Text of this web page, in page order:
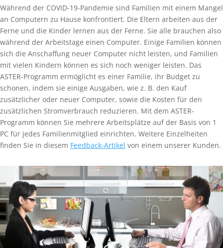
Während der COVID-19-Pandemie sind Familien mit einem Mangel
an Computern zu Hause konfrontiert. Die Eltern arbeiten aus der
Ferne und die Kinder lernen aus der Ferne. Sie alle brauchen also
während der Arbeitstage einen Computer. Einige Familien können
sich die Anschaffung neuer Computer nicht leisten, und Familien
mit vielen Kindern können es sich noch weniger leisten. Das
ASTER-Programm ermöglicht es einer Familie, ihr Budget zu
schonen, indem sie einige Ausgaben, wie z. B. den Kauf
zusätzlicher oder neuer Computer, sowie die Kosten für den
zusätzlichen Stromverbrauch reduzieren. Mit dem ASTER-
Programm können Sie mehrere Arbeitsplätze auf der Basis von 1
PC für jedes Familienmitglied einrichten. Weitere Einzelheiten
finden Sie in diesem Feedback-Artikel von einem unserer Kunden.